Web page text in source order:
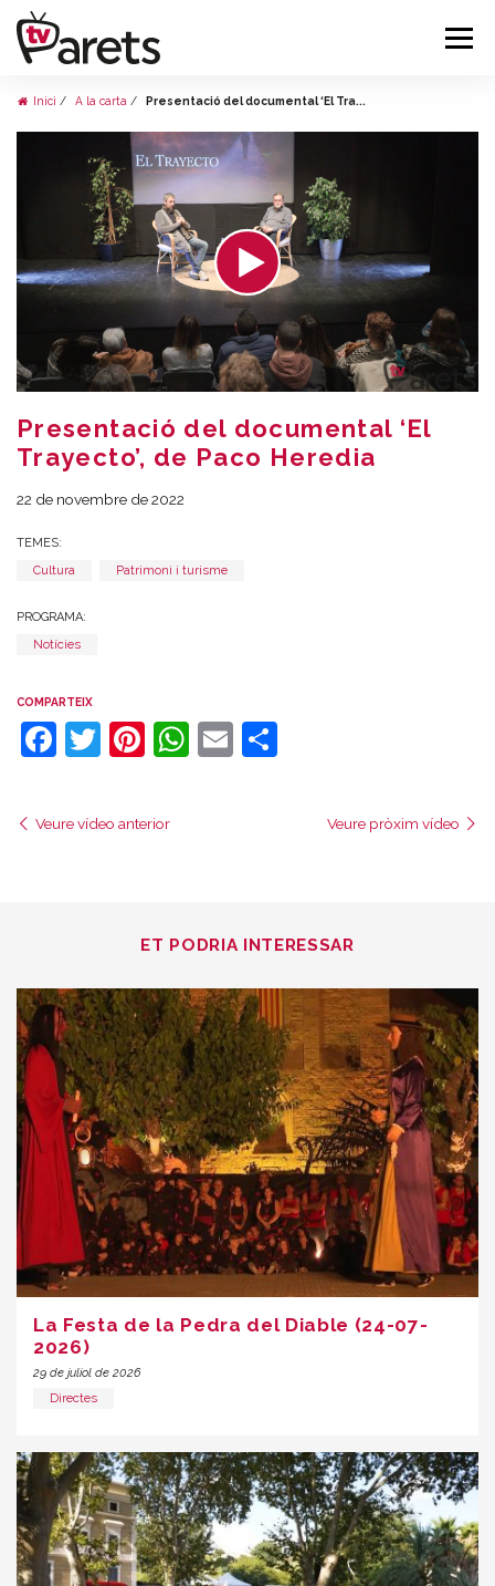
Inici A la carta Presentació del documental ‘El Tra...
Presentació del documental ‘El
Trayecto’, de Paco Heredia
22 de novembre de 2022
TEMES:
Cultura
Patrimoni i turisme
PROGRAMA:
Notícies
COMPARTEIX
Facebook
Twitter
Pinterest
WhatsApp
Email
Veure vídeo anterior Veure pròxim vídeo
ET PODRIA INTERESSAR
La Festa de la Pedra del Diable (24-07-
2026)
29 de juliol de 2026
Directes